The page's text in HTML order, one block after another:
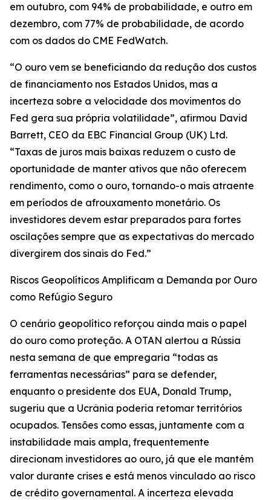
em outubro, com 94% de probabilidade, e outro em
dezembro, com 77% de probabilidade, de acordo
com os dados do CME FedWatch.
“O ouro vem se beneficiando da redução dos custos
de financiamento nos Estados Unidos, mas a
incerteza sobre a velocidade dos movimentos do
Fed gera sua própria volatilidade”, afirmou David
Barrett, CEO da EBC Financial Group (UK) Ltd.
“Taxas de juros mais baixas reduzem o custo de
oportunidade de manter ativos que não oferecem
rendimento, como o ouro, tornando-o mais atraente
em períodos de afrouxamento monetário. Os
investidores devem estar preparados para fortes
oscilações sempre que as expectativas do mercado
divergirem dos sinais do Fed.”
Riscos Geopolíticos Amplificam a Demanda por Ouro
como Refúgio Seguro
O cenário geopolítico reforçou ainda mais o papel
do ouro como proteção. A OTAN alertou a Rússia
nesta semana de que empregaria “todas as
ferramentas necessárias” para se defender,
enquanto o presidente dos EUA, Donald Trump,
sugeriu que a Ucrânia poderia retomar territórios
ocupados. Tensões como essas, juntamente com a
instabilidade mais ampla, frequentemente
direcionam investidores ao ouro, já que ele mantém
valor durante crises e está menos vinculado ao risco
de crédito governamental. A incerteza elevada